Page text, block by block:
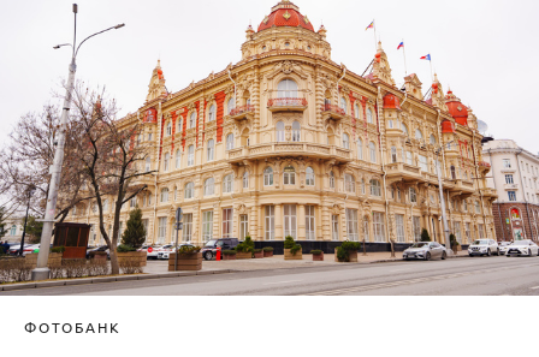
ФОТОБАНК